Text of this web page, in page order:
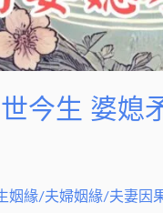
今生 婆媳
姻緣/夫婦姻緣/夫妻因